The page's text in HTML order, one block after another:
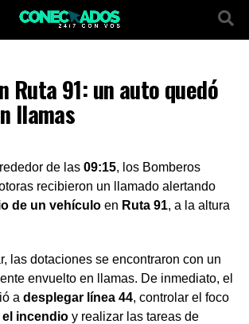
Ruta 91: un auto quedó
llamas
de las 09:15, los Bomberos
recibieron un llamado alertando
de un vehículoen Ruta 91, a la altura
las dotaciones se encontraron con un
envuelto en llamas. De inmediato, el
a desplegar línea 44, controlar el foco
incendioy realizar las tareas de